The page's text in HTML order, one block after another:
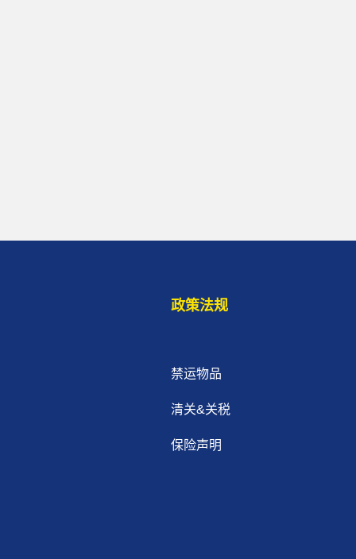
政策法规
禁运物品
清关&关税
保险声明